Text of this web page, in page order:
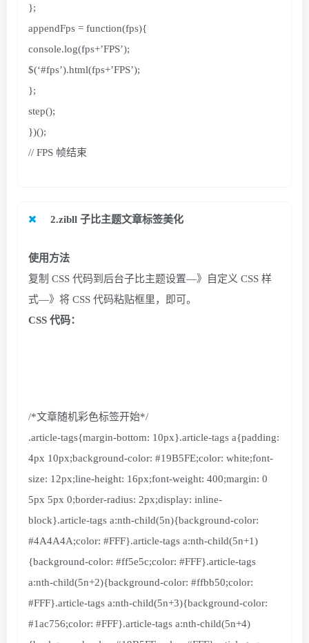
};
appendFps = function(fps){
console.log(fps+‘FPS’);
$(‘#fps’).html(fps+‘FPS’);
};
step();
})();
// FPS 帧结束
};
appendFps = function(fps){
console.log(fps+’FPS’);
$(‘#fps’).html(fps+’FPS’);
};
step();
})();
// FPS 帧结束
2.zibll 子比主题文章标签美化
使用方法
复制 CSS 代码到后台子比主题设置—》自定义 CSS 样
式—》将 CSS 代码粘贴框里，即可。
CSS 代码：
/*文章随机彩色标签开始*/
.article-tags{margin-bottom: 10px}.article-tags a{padding:
4px 10px;background-color: #19B5FE;color: white;font-
size: 12px;line-height: 16px;font-weight: 400;margin: 0
5px 5px 0;border-radius: 2px;display: inline-
block}.article-tags a:nth-child(5n){background-color:
#4A4A4A;color: #FFF}.article-tags a:nth-child(5n+1)
{background-color: #ff5e5c;color: #FFF}.article-tags
a:nth-child(5n+2){background-color: #ffbb50;color:
#FFF}.article-tags a:nth-child(5n+3){background-color:
#1ac756;color: #FFF}.article-tags a:nth-child(5n+4)